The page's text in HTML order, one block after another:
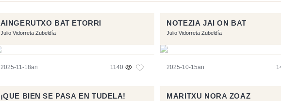
AINGERUTXO BAT ETORRI
Julio Vidorreta Zubeldía
2025-11-18an 1140
NOTEZIA JAI ON BAT
Julio Vidorreta Zubeldía
2025-10-15an
¡QUE BIEN SE PASA EN TUDELA! MARITXU NORA ZOAZ